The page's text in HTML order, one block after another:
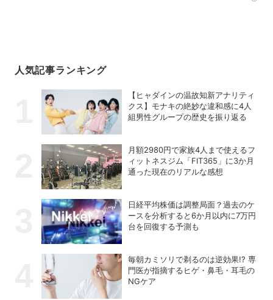
人気記事ランキング
【ヒャダインの温故知新アナリティ
クス】モナキの絶妙な違和感に4人
組男性グループの歴史を振り返る
月額2980円で家族4人まで使えるフ
ィットネスジム「FIT365」に3か月
通った現在のリアルな感想
日経平均株価は調整局面？過去のケ
ースを分析すると6か月以内に7万円
台を回復する予測も
毎朝カミソリで剃るのは逆効果!? 専
門医が指摘するヒゲ・鼻毛・耳毛の
NGケア